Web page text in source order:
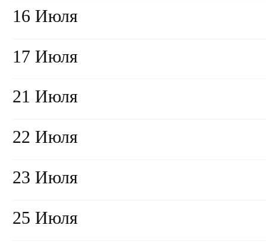
16 Июля
17 Июля
21 Июля
22 Июля
23 Июля
25 Июля